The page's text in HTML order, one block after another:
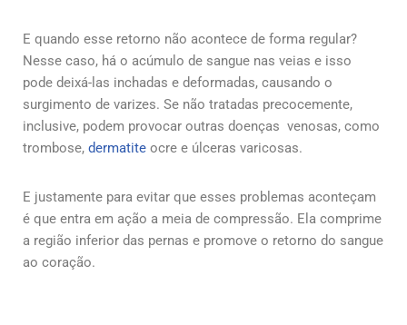
E quando esse retorno não acontece de forma regular?
Nesse caso, há o acúmulo de sangue nas veias e isso
pode deixá-las inchadas e deformadas, causando o
surgimento de varizes. Se não tratadas precocemente,
inclusive, podem provocar outras doenças venosas, como
trombose, dermatite ocre e úlceras varicosas.
E justamente para evitar que esses problemas aconteçam
é que entra em ação a meia de compressão. Ela comprime
a região inferior das pernas e promove o retorno do sangue
ao coração.